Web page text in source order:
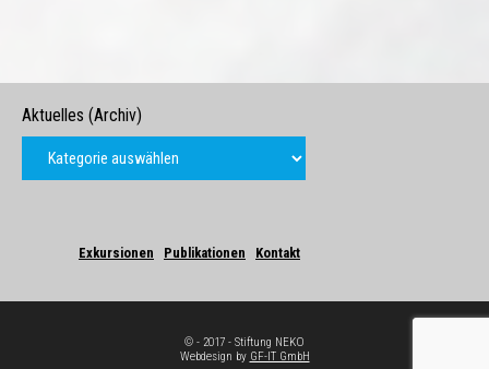
Aktuelles (Archiv)
Exkursionen Publikationen Kontakt
© - 2017 - Stiftung NEKO
Webdesign by GF-IT GmbH